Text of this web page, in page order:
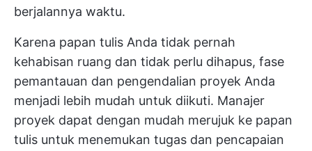
berjalannya waktu.
Karena papan tulis Anda tidak pernah
kehabisan ruang dan tidak perlu dihapus, fase
pemantauan dan pengendalian proyek Anda
menjadi lebih mudah untuk diikuti. Manajer
proyek dapat dengan mudah merujuk ke papan
tulis untuk menemukan tugas dan pencapaian